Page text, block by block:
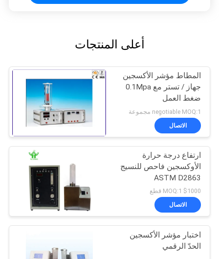
أعلى المنتجات
المطاط مؤشر الأكسجين
جهاز / تستر مع 0.1Mpa
ضغط العمل
negotiable MOQ:1 مجموعة
الاتصال
ارتفاع درجة حرارة
الأوكسجين فاحص للنسيج
ASTM D2863
$1000 MOQ:1 قطع
الاتصال
اختبار مؤشر الأكسجين
الحدّ الرقمي